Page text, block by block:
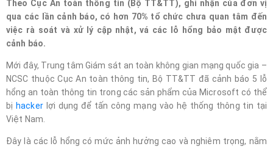
Theo Cục An toàn thông tin (Bộ TT&TT), ghi nhận của đơn vị
qua các lần cảnh báo, có hơn 70% tổ chức chưa quan tâm đến
việc rà soát và xử lý cập nhật, vá các lỗ hổng bảo mật được
cảnh báo.
Mới đây, Trung tâm Giám sát an toàn không gian mạng quốc gia –
NCSC thuộc Cục An toàn thông tin, Bộ TT&TT đã cảnh báo 5 lỗ
hổng an toàn thông tin trong các sản phẩm của Microsoft có thể
bị hackerlợi dụng để tấn công mạng vào hệ thống thông tin tại
Việt Nam.
Đây là các lỗ hổng có mức ảnh hưởng cao và nghiêm trọng, nằm